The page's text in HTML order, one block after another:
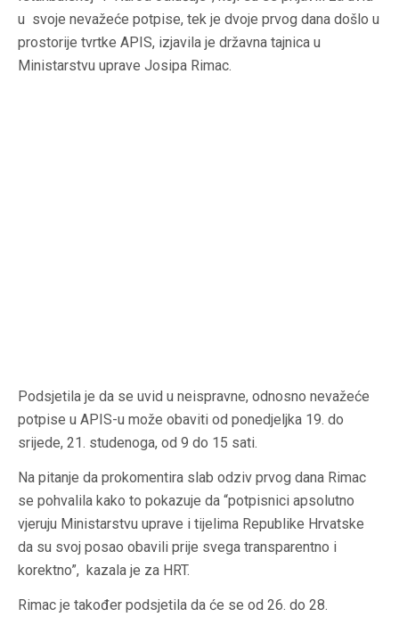
u svoje nevažeće potpise, tek je dvoje prvog dana došlo u
prostorije tvrtke APIS, izjavila je državna tajnica u
Ministarstvu uprave Josipa Rimac.
Podsjetila je da se uvid u neispravne, odnosno nevažeće
potpise u APIS-u može obaviti od ponedjeljka 19. do
srijede, 21. studenoga, od 9 do 15 sati.
Na pitanje da prokomentira slab odziv prvog dana Rimac
se pohvalila kako to pokazuje da “potpisnici apsolutno
vjeruju Ministarstvu uprave i tijelima Republike Hrvatske
da su svoj posao obavili prije svega transparentno i
korektno”, kazala je za HRT.
Rimac je također podsjetila da će se od 26. do 28.